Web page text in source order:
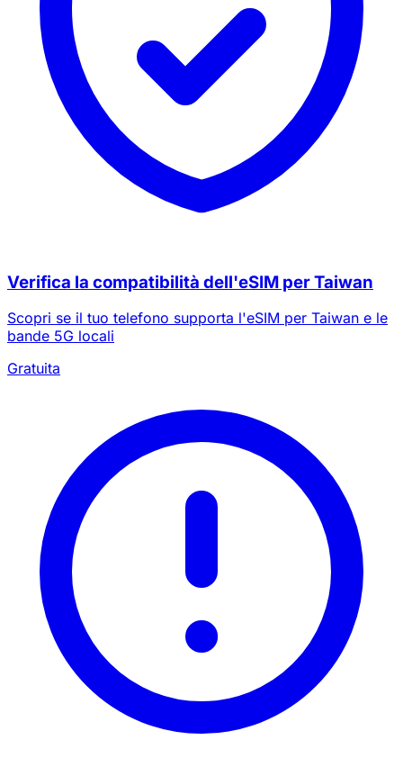
Verifica la compatibilità dell'eSIM per Taiwan
Scopri se il tuo telefono supporta l'eSIM per Taiwan e le
bande 5G locali
Gratuita
Offerta a tempo limitato